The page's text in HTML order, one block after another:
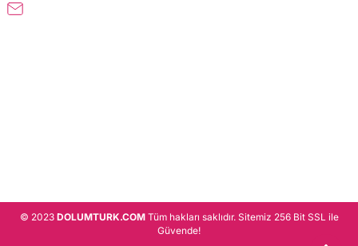
© 2023 DOLUMTURK.COMTüm hakları saklıdır. Sitemiz 256 Bit SSL ile
Güvende!